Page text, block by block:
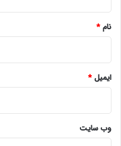
نام*
ایمیل*
وب‌ سایت